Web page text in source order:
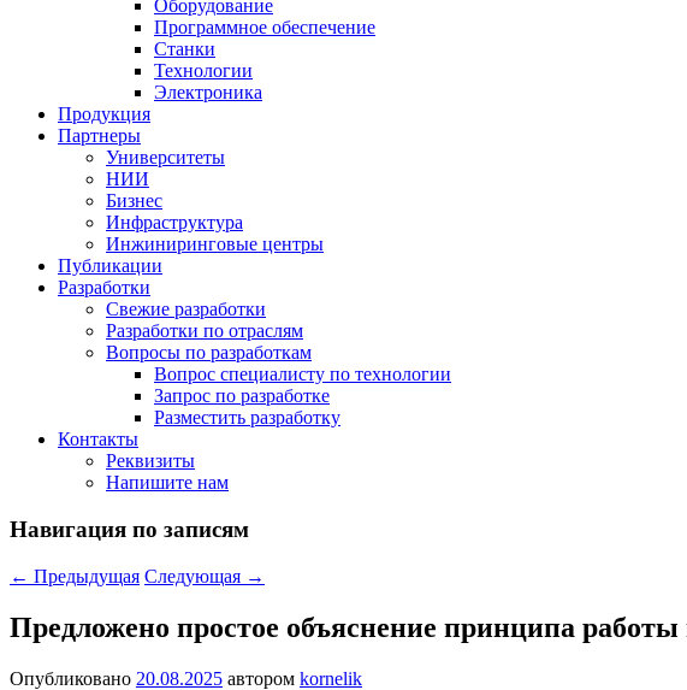
Оборудование
Программное обеспечение
Станки
Технологии
Электроника
Продукция
Партнеры
Университеты
НИИ
Бизнес
Инфраструктура
Инжиниринговые центры
Публикации
Разработки
Свежие разработки
Разработки по отраслям
Вопросы по разработкам
Вопрос специалисту по технологии
Запрос по разработке
Разместить разработку
Контакты
Реквизиты
Напишите нам
Навигация по записям
← Предыдущая Следующая →
Предложено простое объяснение принципа
Опубликовано 20.08.2025 автором kornelik